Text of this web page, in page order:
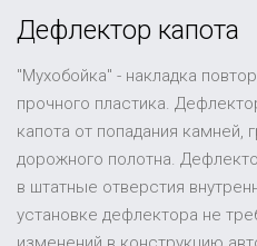
Дефлектор капота
"Мухобойка" - накладка
прочного пластика.
капота от попадания камней,
дорожного полотна.
в штатные отверстия
установке дефлектора не